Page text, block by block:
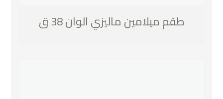
طقم ميلامين ماليزي الوان 38 ق